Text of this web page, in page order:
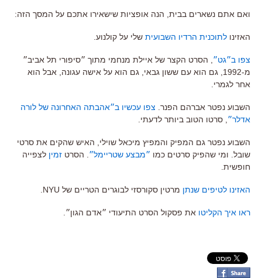
ואם אתם נשארים בבית, הנה אופציות שישאירו אתכם על המסך הזה:
האזינו לתוכנית הרדיו השבועית שלי על קולנוע.
צפו ב״גט״ , הסרט הקצר של איילת מנחמי מתוך ״סיפורי תל אביב״
מ-1992, גם הוא עם ששון גבאי, גם הוא על אישה עגונה, אבל הוא
אחר לגמרי.
השבוע נפטר אברהם הפנר. צפו עכשיו ב״אהבתה האחרונה של לורה
אדלר״ , סרטו הטוב ביותר לדעתי.
השבוע נפטר גם המפיק והמפיץ מיכאל שוילי, האיש שהקים את סרטי
שובל. ומי שהפיק סרטים כמו ״מבצע שטריימל״ . הסרט זמין לצפייה
חופשית.
האזינו לטיפים שנתן מרטין סקורסזי לבוגרים הטריים של NYU.
ראו איך הקליטו את פסקול הסרט התיעודי ״אדם הגון״.